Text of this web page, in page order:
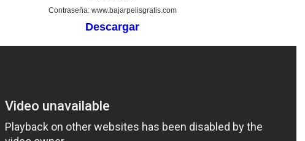
Contraseña: www.bajarpelisgratis.com
Descargar